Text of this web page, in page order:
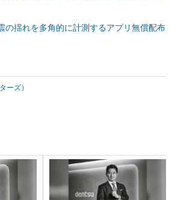
の揺れを多角的に計測するアプリ無償配布
ーズ）